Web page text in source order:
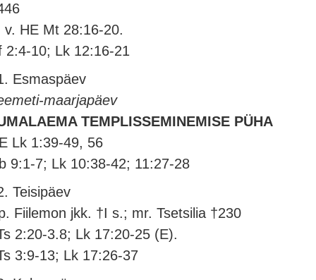
v. HE Mt 28:16-20.
2:4-10; Lk 12:16-21
Esmaspäev
maarjapäev
TEMPLISSEMINEMISE PÜHA
Lk 1:39-49, 56
9:1-7; Lk 10:38-42; 11:27-28
Teisipäev
Fiilemon jkk. †I s.; mr. Tsetsilia †230
2:20-3.8; Lk 17:20-25 (E).
3:9-13; Lk 17:26-37